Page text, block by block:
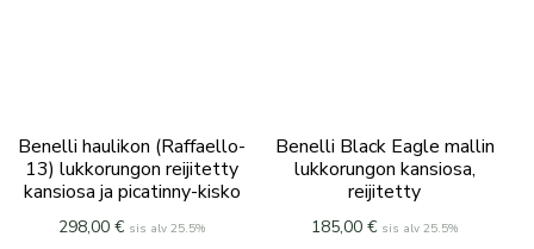
Benelli haulikon (Raffaello-
13) lukkorungon reijitetty
kansiosa ja picatinny-kisko
298,00 € sis alv 25.5%
Benelli Black Eagle mallin
lukkorungon kansiosa,
reijitetty
185,00 € sis alv 25.5%